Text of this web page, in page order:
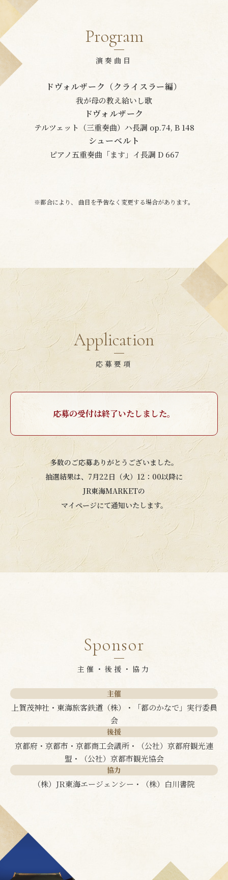
Program
演奏曲目
ドヴォルザーク（クライスラー編）
我が母の教え給いし歌
ドヴォルザーク
テルツェット（三重奏曲）ハ長調 op.74, B 148
シューベルト
ピアノ五重奏曲「ます」イ長調 D 667
※都合により、 曲目を予告なく変更する場合があります。
Application
応募要項
応募の受付は終了いたしました。
多数のご応募ありがとうございました。
抽選結果は、7月22日（火）12：00以降に
JR東海MARKETの
マイページにて通知いたします。
Sponsor
主催・後援・協力
主催
上賀茂神社・東海旅客鉄道（株）・「都のかなで」実行委員
会
後援
京都府・京都市・京都商工会議所・（公社）京都府観光連
盟・（公社）京都市観光協会
協力
（株）JR東海エージェンシー・（株）白川書院